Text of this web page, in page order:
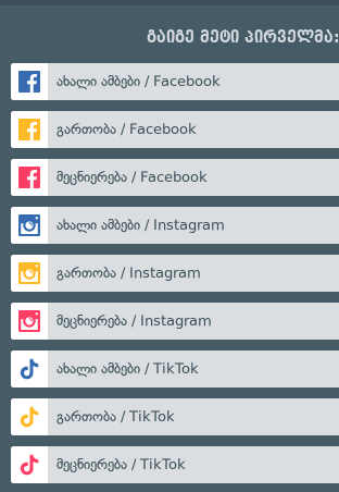
გაიგე მეტი პირველმა:
ახალი ამბები / Facebook
გართობა / Facebook
მეცნიერება / Facebook
ახალი ამბები / Instagram
გართობა / Instagram
მეცნიერება / Instagram
ახალი ამბები / TikTok
გართობა / TikTok
მეცნიერება / TikTok